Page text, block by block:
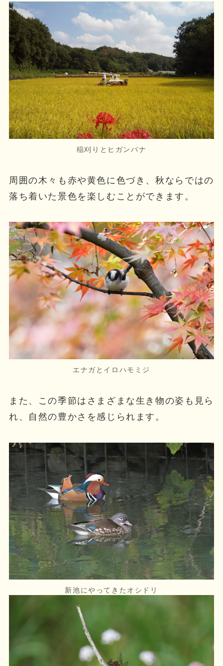
稲刈りとヒガンバナ
周囲の木々も赤や黄色に色づき、秋ならではの
落ち着いた景色を楽しむことができます。
エナガとイロハモミジ
また、この季節はさまざまな生き物の姿も見ら
れ、自然の豊かさを感じられます。
新池にやってきたオシドリ